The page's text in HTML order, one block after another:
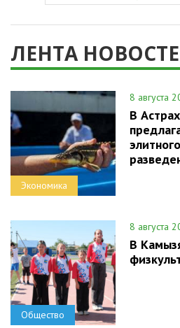
ЛЕНТА
Экономика
8 августа
В
Общество
8 августа
В